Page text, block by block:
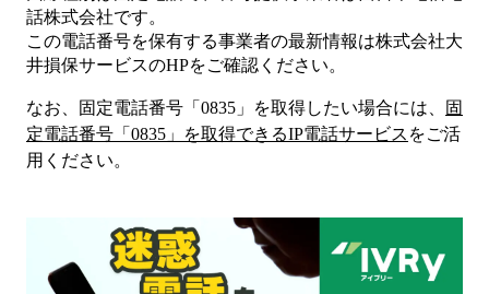
話株式会社です。
この電話番号を保有する事業者の最新情報は株式会社大
井損保サービスのHPをご確認ください。
なお、固定電話番号「 0835 」を取得したい場合には、
固
定電話番号「 0835 」を取得できるIP電話サービス をご活
用ください。